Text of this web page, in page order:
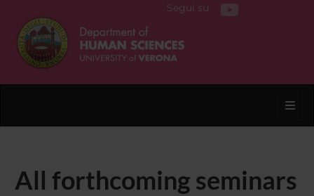
Segui su
All forthcoming seminars